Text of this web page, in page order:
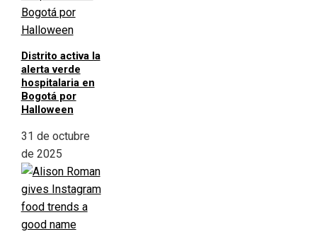
Distrito activa la
alerta verde
hospitalaria en
Bogotá por
Halloween
31 de octubre
de 2025